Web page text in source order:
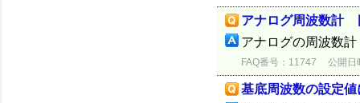
アナログ周波数計
アナログの周波数
FAQ番号：11747 公開日
基底周波数の設定値